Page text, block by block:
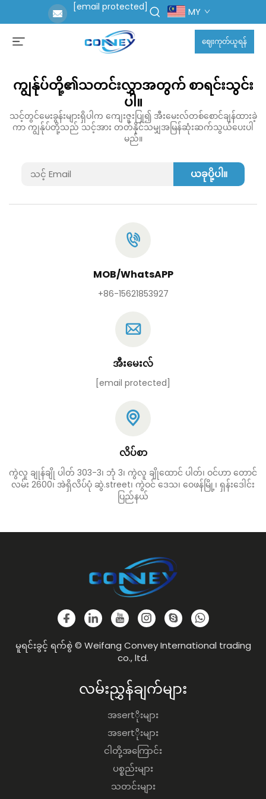
[email protected] MY
ဈေးကုတ်ယူရန်
ကျွန်ုပ်တို့၏သတင်းလွှာအတွက် စာရင်းသွင်း
ပါ။
သင့်တွင်မေးခွန်းများရှိပါက ကျေးဇူးပြု၍ အီးမေးလ်တစ်စောင်ချန်ထားခဲ့
ကာ ကျွန်ုပ်တို့သည် သင့်အား တတ်နိုင်သမျှအမြန်ဆုံးဆက်သွယ်ပေးပါ
မည်။
ယခုပို့ပါ။
MOB/WhatsAPP
+86-15621853927
အီးမေးလ်
[email protected]
လိပ်စာ
ကွဲလူ ချုန်ချို ပါတ် 303-3၊ ဘုံ 3၊ ကွဲလူ ချိုထောင် ပါတ်၊ ဝင်ဟာ တောင်
လမ်း 2600၊ အဲရှိလိပ်ပုံ ဆွဲ.street၊ ကွဲဝင် ဒေသ၊ ဝေဖန်မြို့၊ ရှန်းဒေါင်း
ပြည်နယ်
မူရင်းခွင့် ရက်စွဲ © Weifang Convey International trading
co., ltd.
လမ်းညွှန်ချက်များ
အsertိုးများ
အsertိုးများ
ငါတို့အကြောင်း
ပစ္စည်းများ
သတင်းများ